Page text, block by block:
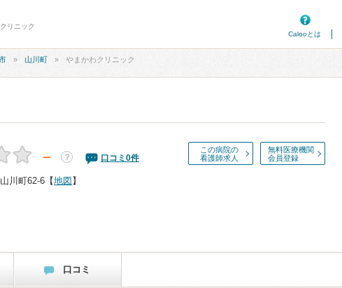
リニック
Calooとは
山川町 やまかわクリニック
この病院の
看護師求人
無料医療機関
会員登録
－ ？ 口コミ 0件
川町62-6 【地図 】
口コミ